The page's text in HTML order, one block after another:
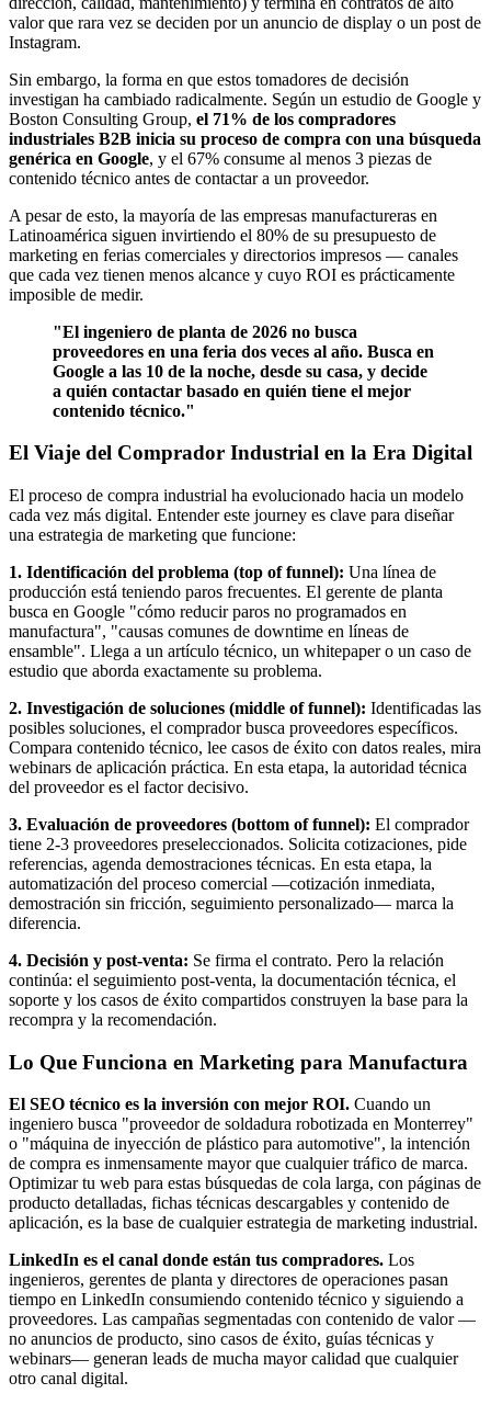
valor que rara vez se deciden por un anuncio de display o un post de
Instagram.
Sin embargo, la forma en que estos tomadores de decisión
investigan ha cambiado radicalmente. Según un estudio de Google y
Boston Consulting Group, el 71% de los compradores
industriales B2B inicia su proceso de compra con una búsqueda
genérica en Google, y el 67% consume al menos 3 piezas de
contenido técnico antes de contactar a un proveedor.
A pesar de esto, la mayoría de las empresas manufactureras en
Latinoamérica siguen invirtiendo el 80% de su presupuesto de
marketing en ferias comerciales y directorios impresos — canales
que cada vez tienen menos alcance y cuyo ROI es prácticamente
imposible de medir.
"El ingeniero de planta de 2026 no busca
proveedores en una feria dos veces al año. Busca en
Google a las 10 de la noche, desde su casa, y decide
a quién contactar basado en quién tiene el mejor
contenido técnico."
El Viaje del Comprador Industrial en la Era Digital
El proceso de compra industrial ha evolucionado hacia un modelo
cada vez más digital. Entender este journey es clave para diseñar
una estrategia de marketing que funcione:
1. Identificación del problema (top of funnel): Una línea de
producción está teniendo paros frecuentes. El gerente de planta
busca en Google "cómo reducir paros no programados en
manufactura", "causas comunes de downtime en líneas de
ensamble". Llega a un artículo técnico, un whitepaper o un caso de
estudio que aborda exactamente su problema.
2. Investigación de soluciones (middle of funnel): Identificadas las
posibles soluciones, el comprador busca proveedores específicos.
Compara contenido técnico, lee casos de éxito con datos reales, mira
webinars de aplicación práctica. En esta etapa, la autoridad técnica
del proveedor es el factor decisivo.
3. Evaluación de proveedores (bottom of funnel): El comprador
tiene 2-3 proveedores preseleccionados. Solicita cotizaciones, pide
referencias, agenda demostraciones técnicas. En esta etapa, la
automatización del proceso comercial —cotización inmediata,
demostración sin fricción, seguimiento personalizado— marca la
diferencia.
4. Decisión y post-venta: Se firma el contrato. Pero la relación
continúa: el seguimiento post-venta, la documentación técnica, el
soporte y los casos de éxito compartidos construyen la base para la
recompra y la recomendación.
Lo Que Funciona en Marketing para Manufactura
El SEO técnico es la inversión con mejor ROI. Cuando un
ingeniero busca "proveedor de soldadura robotizada en Monterrey"
o "máquina de inyección de plástico para automotive", la intención
de compra es inmensamente mayor que cualquier tráfico de marca.
Optimizar tu web para estas búsquedas de cola larga, con páginas de
producto detalladas, fichas técnicas descargables y contenido de
aplicación, es la base de cualquier estrategia de marketing industrial.
LinkedIn es el canal donde están tus compradores. Los
ingenieros, gerentes de planta y directores de operaciones pasan
tiempo en LinkedIn consumiendo contenido técnico y siguiendo a
proveedores. Las campañas segmentadas con contenido de valor —
no anuncios de producto, sino casos de éxito, guías técnicas y
webinars— generan leads de mucha mayor calidad que cualquier
otro canal digital.